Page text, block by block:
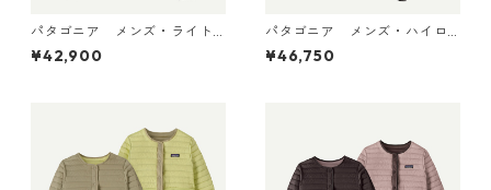
パタゴニア メンズ・ライト
ウェイト・ダウン・セータ
ー・プルオーバー Black 319
¥42,900
パタゴニア メンズ・ハイロ
フト・ナノ・パフ・フーデ
¥46,750